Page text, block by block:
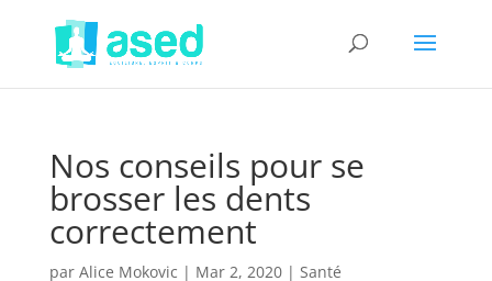
Nos conseils pour se
brosser les dents
correctement
par Alice Mokovic | Mar 2, 2020| Santé